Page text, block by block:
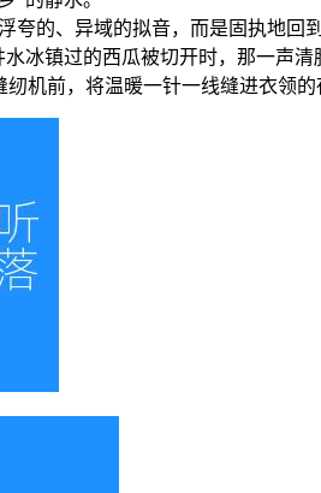
夸的、异域的拟音，而是固执地
冰镇过的西瓜被切开时，那一声
机前，将温暖一针一线缝进衣领的